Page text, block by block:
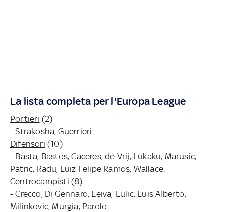
La lista completa per l'Europa League
Portieri (2)
- Strakosha, Guerrieri.
Difensori (10)
- Basta, Bastos, Caceres, de Vrij, Lukaku, Marusic,
Patric, Radu, Luiz Felipe Ramos, Wallace.
Centrocampisti (8)
- Crecco, Di Gennaro, Leiva, Lulic, Luis Alberto,
Milinkovic, Murgia, Parolo